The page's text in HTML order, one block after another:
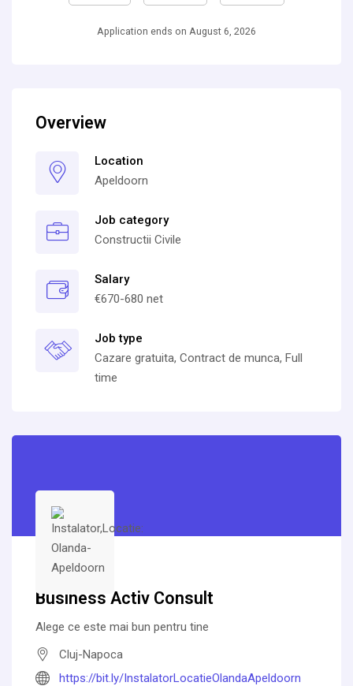
Application ends on August 6, 2026
Overview
Location
Apeldoorn
Job category
Constructii Civile
Salary
€670-680 net
Job type
Cazare gratuita, Contract de munca, Full
time
Business Activ Consult
Alege ce este mai bun pentru tine
Cluj-Napoca
https://bit.ly/InstalatorLocatieOlandaApeldoorn